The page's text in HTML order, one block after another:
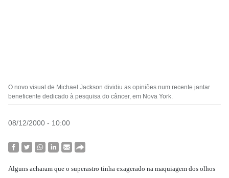
O novo visual de Michael Jackson dividiu as opiniões num recente jantar
beneficente dedicado à pesquisa do câncer, em Nova York.
08/12/2000 - 10:00
Alguns acharam que o superastro tinha exagerado na maquiagem dos olhos